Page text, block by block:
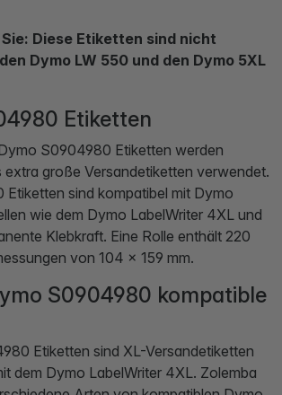
Diese Etiketten sind nicht
Dymo LW 550 und den Dymo 5XL
Etiketten
S0904980 Etiketten werden
extra große Versandetiketten verwendet.
sind kompatibel mit Dymo
wie dem Dymo LabelWriter 4XL und
Klebkraft. Eine Rolle enthält 220
von 104 × 159 mm.
S0904980 kompatible
Etiketten sind XL-Versandetiketten
dem Dymo LabelWriter 4XL. Zolemba